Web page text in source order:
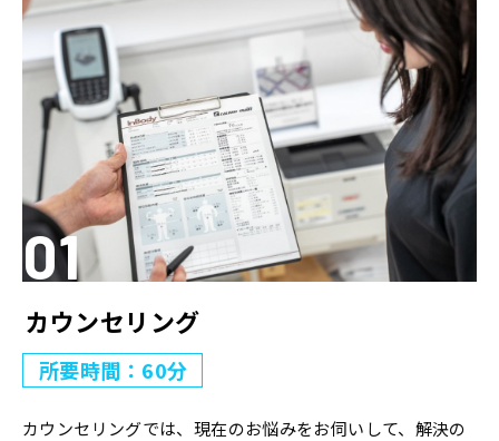
カウンセリング
所要時間：60分
カウンセリングでは、現在のお悩みをお伺いして、解決の